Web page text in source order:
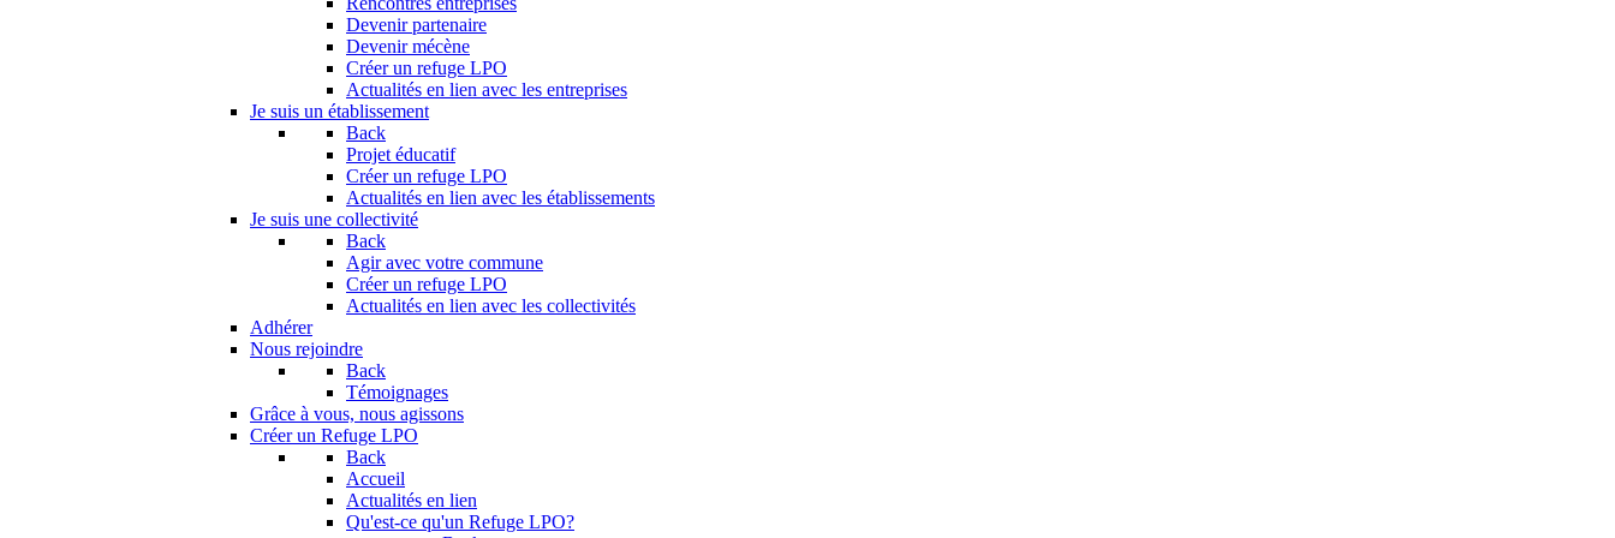
Devenir partenaire
Devenir mécène
Créer un refuge LPO
Actualités en lien avec les entreprises
Je suis un établissement
Back
Projet éducatif
Créer un refuge LPO
Actualités en lien avec les établissements
Je suis une collectivité
Back
Agir avec votre commune
Créer un refuge LPO
Actualités en lien avec les collectivités
Adhérer
Nous rejoindre
Back
Témoignages
Grâce à vous, nous agissons
Créer un Refuge LPO
Back
Accueil
Actualités en lien
Qu'est-ce qu'un Refuge LPO?